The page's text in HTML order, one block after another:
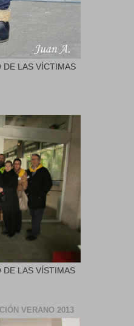
DE LAS VÍCTIMAS
DE LAS VÍSTIMAS
VERANO 2013